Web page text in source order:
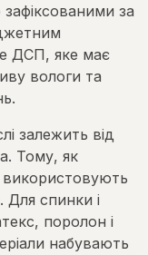
за
ДСП, яке має
вологи та
залежить від
Тому, як
використовують
Для спинки і
поролон і
набувають